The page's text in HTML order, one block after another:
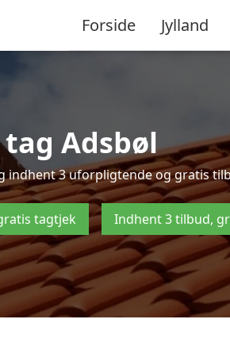
Forside Jylland
Adsbøl
3 uforpligtende og gratis
tagtjek Indhent 3 tilbud,